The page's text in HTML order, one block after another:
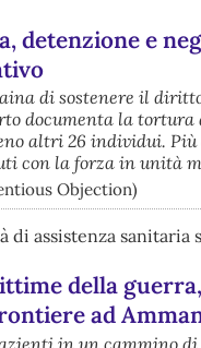
detenzione e
di sostenere il
documenta la tortura
altri 26 individui.
con la forza in unità
Objection)
di assistenza sanitaria
della
ad
in un cammino